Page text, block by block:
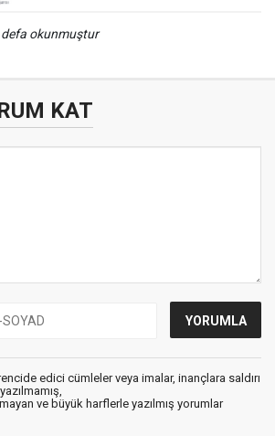
okunmuştur
KAT
edici cümleler veya imalar, inançlara saldırı
ve büyük harflerle yazılmış yorumlar